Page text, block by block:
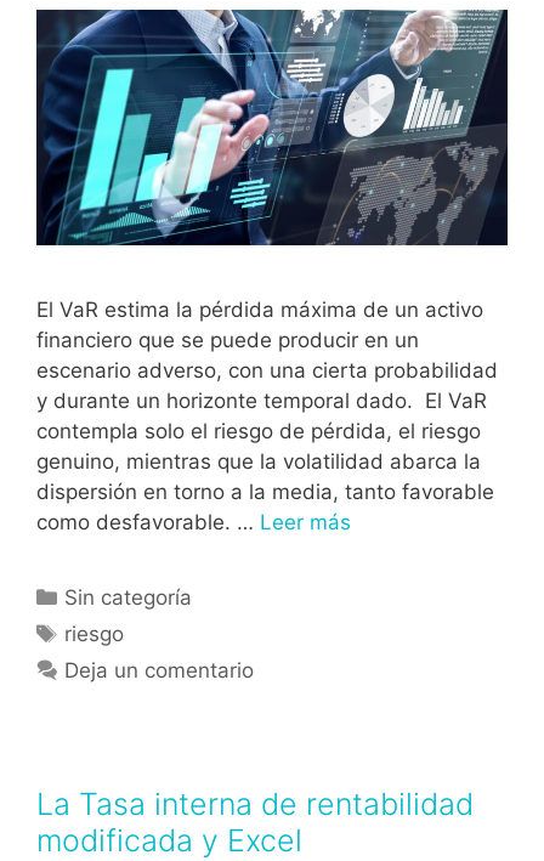
El VaR estima la pérdida máxima de un activo
financiero que se puede producir en un
escenario adverso, con una cierta probabilidad
y durante un horizonte temporal dado. El VaR
contempla solo el riesgo de pérdida, el riesgo
genuino, mientras que la volatilidad abarca la
dispersión en torno a la media, tanto favorable
como desfavorable. … Leer más
Sin categoría
riesgo
Deja un comentario
La Tasa interna de rentabilidad
modificada y Excel